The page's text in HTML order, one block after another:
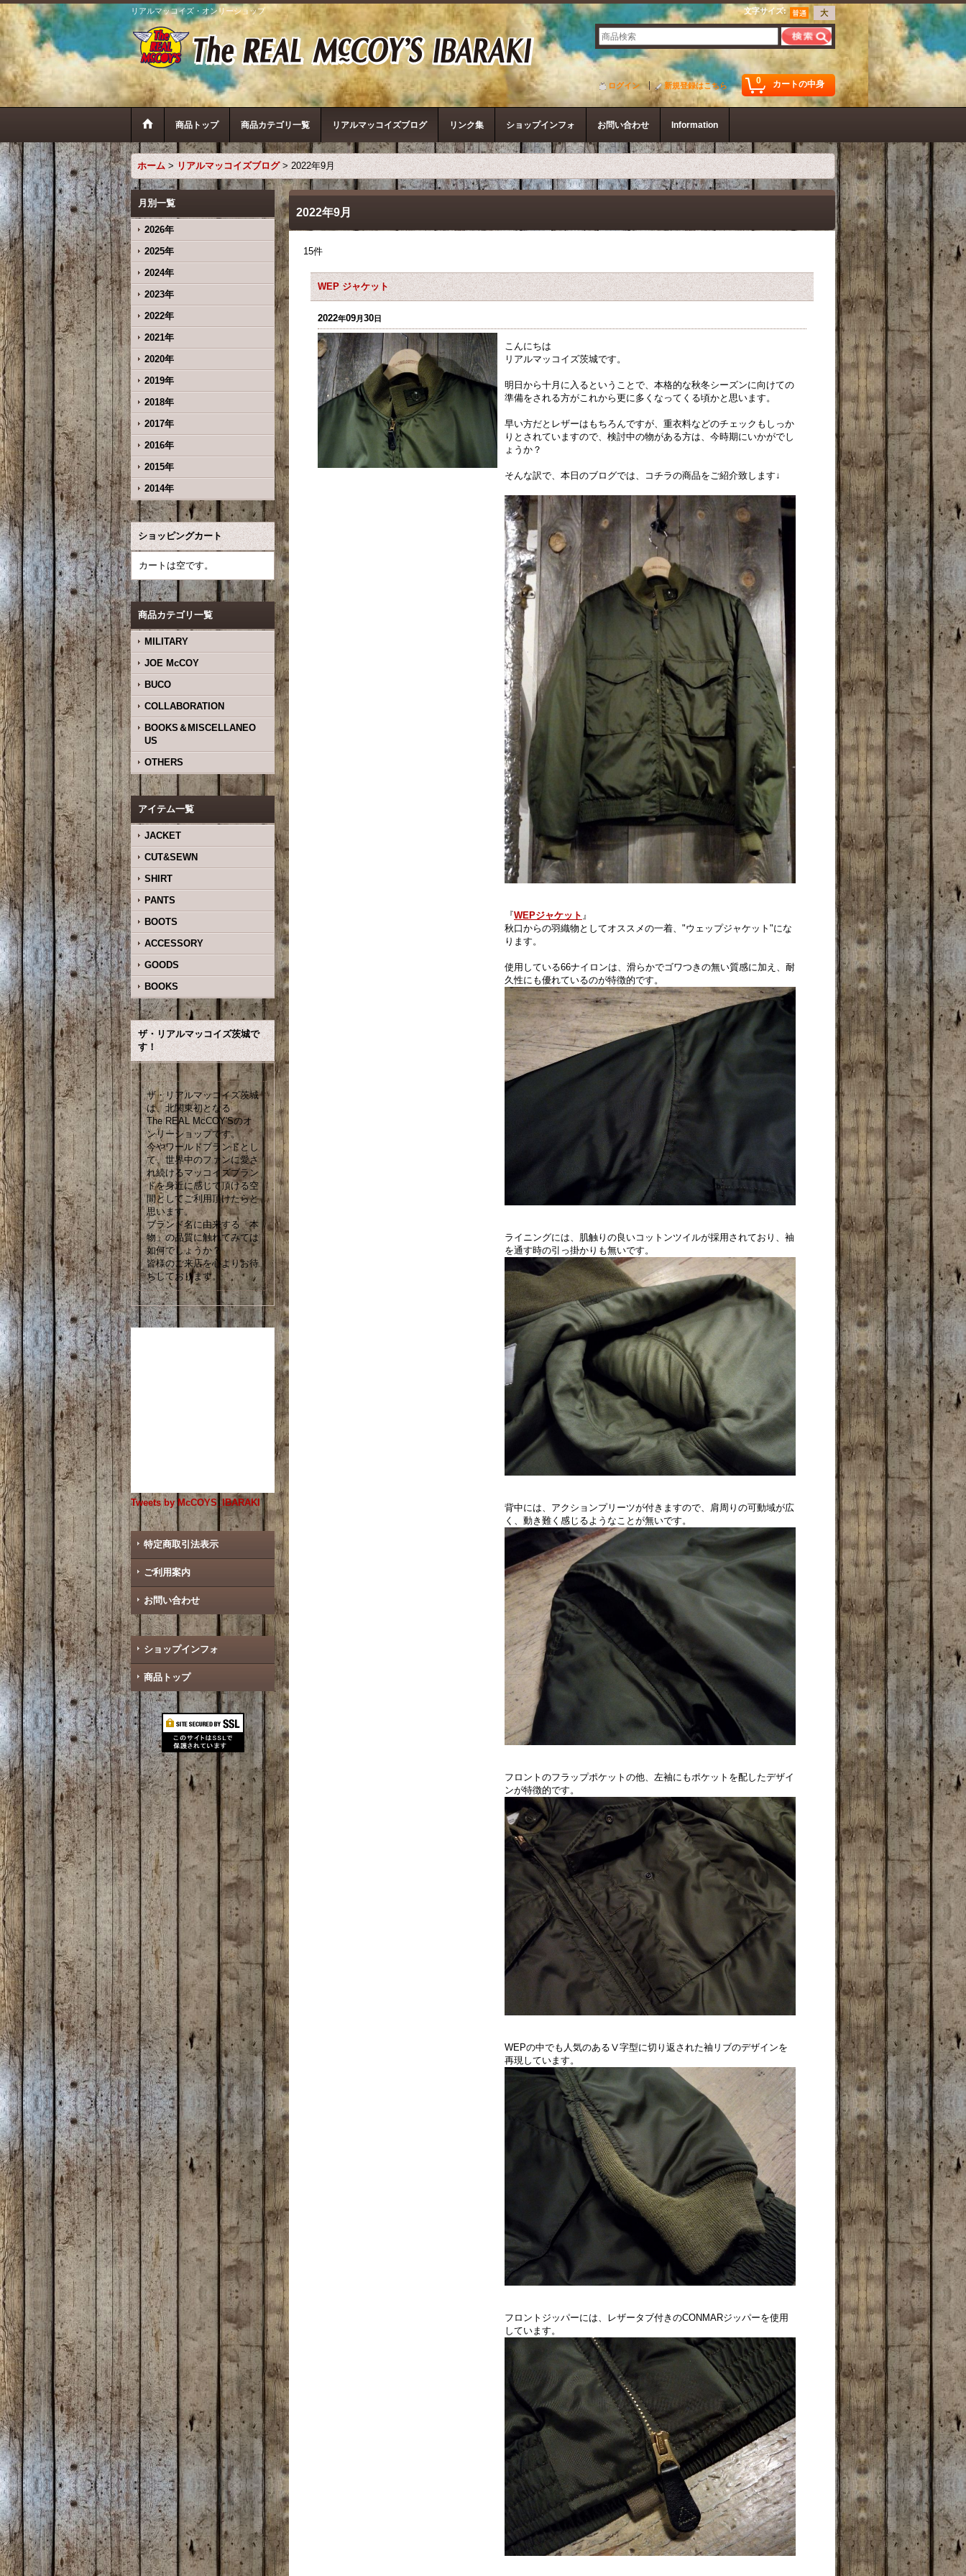
リアルマッコイズ・オンリーショップ 文字サイズ:
ザ・リアルマッコイズ
0 カートの中身
ログイン 新規登録はこちら
商品トップ 商品カテゴリ一覧 リアルマッコイズブログ リンク集 ショップインフォ お問い合わせ Information
ホーム > リアルマッコイズブログ > 2022年9月
月別一覧
2026年
2025年
2024年
2023年
2022年
2021年
2020年
2019年
2018年
2017年
2016年
2015年
2014年
ショッピングカート
カートは空です。
商品カテゴリ一覧
MILITARY
JOE McCOY
BUCO
COLLABORATION
BOOKS＆MISCELLANEO
US
OTHERS
アイテム一覧
JACKET
CUT&SEWN
SHIRT
PANTS
BOOTS
ACCESSORY
GOODS
BOOKS
ザ・リアルマッコイズ茨城で
す！
ザ・リアルマッコイズ茨城
は、北関東初となる
The REAL McCOY'Sのオ
ンリーショップです。
今やワールドブランドとし
て、世界中のファンに愛さ
れ続けるマッコイズブラン
ドを身近に感じて頂ける空
間としてご利用頂けたらと
思います。
ブランド名に由来する「本
物」の品質に触れてみては
如何でしょうか？
皆様のご来店を心よりお待
ちしております。
Tweets by McCOYS_IBARAKI
特定商取引法表示
ご利用案内
お問い合わせ
ショップインフォ
商品トップ
2022年9月
15件
WEP ジャケット
2022年09月30日
こんにちは
リアルマッコイズ茨城です。
明日から十月に入るということで、本格的な秋冬シーズンに向けての
準備をされる方がこれから更に多くなってくる頃かと思います。
早い方だとレザーはもちろんですが、重衣料などのチェックもしっか
りとされていますので、検討中の物がある方は、今時期にいかがでし
ょうか？
そんな訳で、本日のブログでは、コチラの商品をご紹介致します↓
『WEPジャケット 』
秋口からの羽織物としてオススメの一着、"ウェップジャケット"にな
ります。
使用している66ナイロンは、滑らかでゴワつきの無い質感に加え、耐
久性にも優れているのが特徴的です。
ライニングには、肌触りの良いコットンツイルが採用されており、袖
を通す時の引っ掛かりも無いです。
背中には、アクションプリーツが付きますので、肩周りの可動域が広
く、動き難く感じるようなことが無いです。
フロントのフラップポケットの他、左袖にもポケットを配したデザイ
ンが特徴的です。
WEPの中でも人気のあるⅤ字型に切り返された袖リブのデザインを
再現しています。
フロントジッパーには、レザータブ付きのCONMARジッパーを使用
しています。